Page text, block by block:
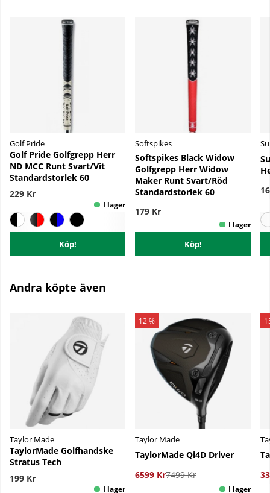
Golf Pride
Golf Pride Golfgrepp Herr
ND MCC Runt Svart/Vit
Standardstorlek 60
229 Kr
Köp!
Softspikes
Softspikes Black Widow
Golfgrepp Herr Widow
Maker Runt Svart/Röd
Standardstorlek 60
179 Kr
Köp!
Andra köpte även
Taylor Made
TaylorMade Golfhandske
Stratus Tech
199 Kr
12 %
Taylor Made
TaylorMade Qi4D Driver
6599 Kr7499 Kr